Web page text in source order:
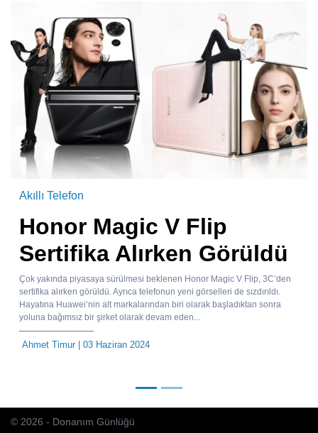
Akıllı Telefon
Honor Magic V Flip
Sertifika Alırken Görüldü
Çok yakında piyasaya sürülmesi beklenen Honor Magic V Flip, 3C’den
sertifika alırken görüldü. Ayrıca telefonun yeni görselleri de sızdırıldı.
Hayatına Huawei’nin alt markalarından biri olarak başladıktan sonra
yoluna bağımsız bir şirket olarak devam eden...
Ahmet Timur| 03 Haziran 2024
© 2026 - Donanım Günlüğü